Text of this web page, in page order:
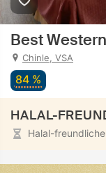
Best
Chinle, VSA
84 %
HALAL-
Halal-